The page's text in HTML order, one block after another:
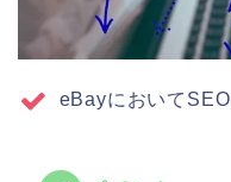
eBayにおいてSEO